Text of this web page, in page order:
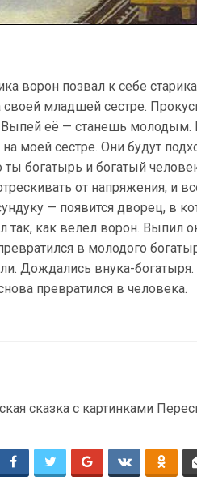
ворон позвал к себе старика
младшей сестре.
её — станешь молодым.
моей сестре. Они будут
ты богатырь и богатый
от напряжения, и
— появится дворец, в
так, как велел ворон.
в молодого
Дождались внука-
превратился в человека.
сказка с картинками